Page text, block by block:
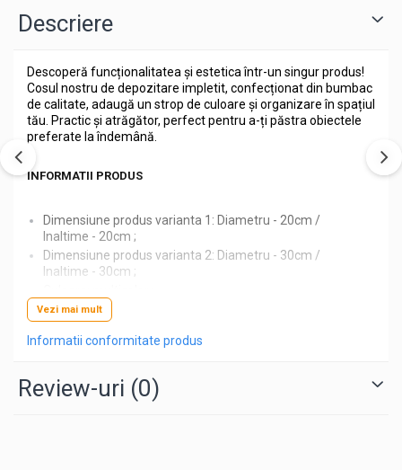
Descriere
Descoperă funcționalitatea și estetica într-un singur produs!
Cosul nostru de depozitare impletit, confecționat din bumbac
de calitate, adaugă un strop de culoare și organizare în spațiul
tău. Practic și atrăgător, perfect pentru a-ți păstra obiectele
preferate la îndemână.
INFORMATII PRODUS
Dimensiune produs varianta 1: Diametru - 20cm /
Inaltime - 20cm ;
Dimensiune produs varianta 2: Diametru - 30cm /
Inaltime - 30cm ;
Materiale folosite: Coş: 100% bumbac / Fir cusut: 100%
poliester ;
Vezi mai mult
Informatii conformitate produs
Review-uri (0)